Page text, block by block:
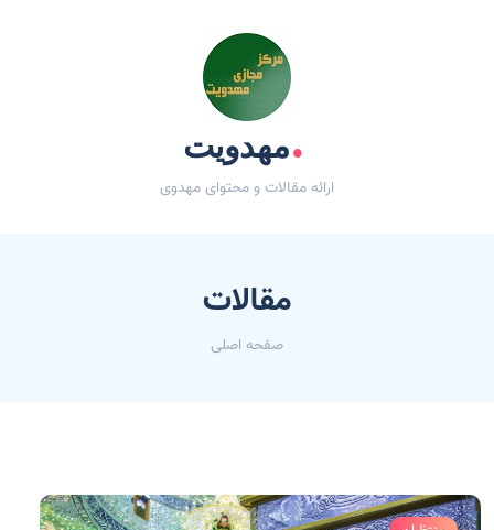
.مهدویت
ارائه مقالات و محتوای مهدوی
مقالات
صفحه اصلی